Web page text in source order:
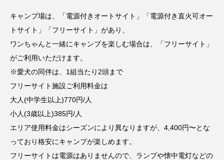
キャンプ場は、「電源付きオートサイト」「電源付き直火可オー
トサイト」「フリーサイト」があり、
ワンちゃんと一緒にキャンプを楽しむ場合は、「フリーサイト」
がご利用いただけます。
※愛犬の同伴は、1組当たり2頭まで
フリーサイト施設ご利用料金は
大人(中学生以上)770円/人
小人(3歳以上)385円/人
エリア使用料金はシーズンにより異なりますが、4,400円〜とな
っており格安にキャンプが楽しめます。
フリーサイトは電源はありませんので、ランプや懐中電灯などの